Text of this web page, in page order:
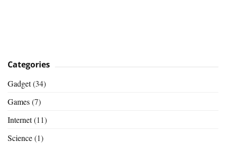
Categories
Gadget(34)
Games(7)
Internet(11)
Science(1)